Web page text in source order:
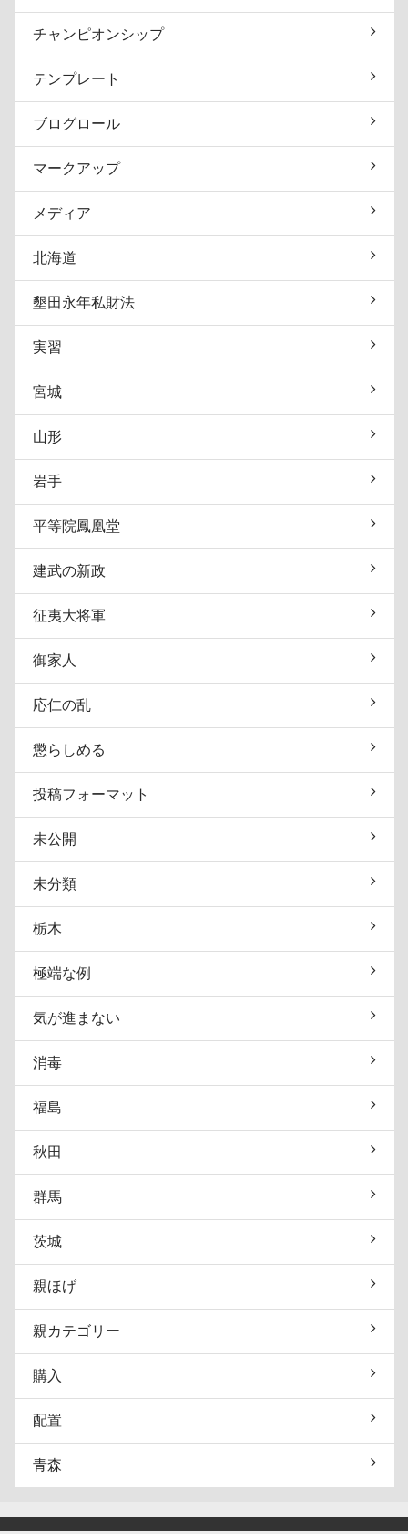
チャンピオンシップ
テンプレート
ブログロール
マークアップ
メディア
北海道
墾田永年私財法
実習
宮城
山形
岩手
平等院鳳凰堂
建武の新政
征夷大将軍
御家人
応仁の乱
懲らしめる
投稿フォーマット
未公開
未分類
栃木
極端な例
気が進まない
消毒
福島
秋田
群馬
茨城
親ほげ
親カテゴリー
購入
配置
青森